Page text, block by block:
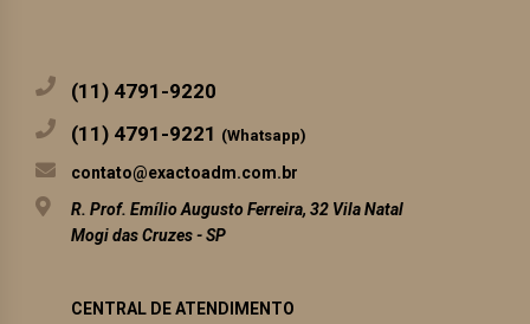
(11) 4791-9220
(11) 4791-9221 (Whatsapp)
contato@exactoadm.com.br
R. Prof. Emílio Augusto Ferreira, 32 Vila Natal
Mogi das Cruzes - SP
CENTRAL DE ATENDIMENTO